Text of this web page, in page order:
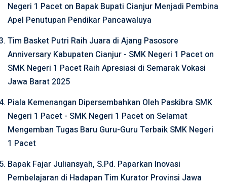
Negeri 1 Pacet on Bapak Bupati Cianjur Menjadi Pembina
Apel Penutupan Pendikar Pancawaluya
Tim Basket Putri Raih Juara di Ajang Pasosore
Anniversary Kabupaten Cianjur - SMK Negeri 1 Pacet on
SMK Negeri 1 Pacet Raih Apresiasi di Semarak Vokasi
Jawa Barat 2025
Piala Kemenangan Dipersembahkan Oleh Paskibra SMK
Negeri 1 Pacet - SMK Negeri 1 Pacet on Selamat
Mengemban Tugas Baru Guru-Guru Terbaik SMK Negeri
1 Pacet
Bapak Fajar Juliansyah, S.Pd. Paparkan Inovasi
Pembelajaran di Hadapan Tim Kurator Provinsi Jawa